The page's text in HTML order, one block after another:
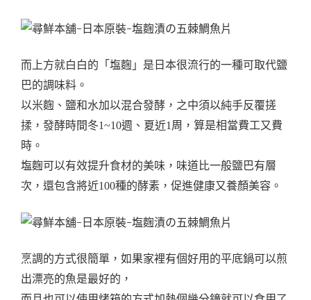
而上方就白白的「塩麴」是日本很流行的一種可取代鹽
巴的調味料。
以米麴、鹽和水加以混合發酵，之中須以純手反覆搓
揉，發酵時間冬1~10週、夏近1周，算是相當費工又費
時。
塩麴可以有效提升食材的美味，味道比一般鹽巴有層
次，還包含將近100種的酵素，促進健康又養顏美容。
烹調的方式很簡單，如果家裡有個好用的平底鍋可以煎
出漂亮的魚是最好的，